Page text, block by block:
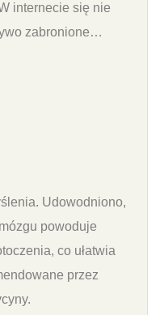
internecie się nie
zabronione…
Udowodniono,
powoduje
co ułatwia
przez